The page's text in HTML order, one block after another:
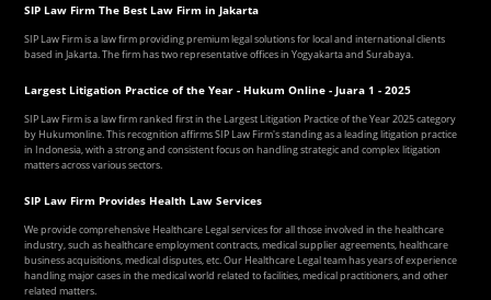
SIP Law Firm The Best Law Firm in Jakarta
SIP Law Firm is a law firm providing premium legal solutions for local and international clients
based in Jakarta. The firm has two representative offices in Yogyakarta and Surabaya.
Largest Litigation Practice of the Year - Hukum Online - Juara 1 - 2025
SIP Law Firm is a law firm ranked first in the Largest Litigation Practice of the Year 2025 category
by Hukumonline. This recognition affirms SIP Law Firm's standing as a leading litigation practice
in Indonesia, with a strong and consistent focus on handling strategic and complex litigation
matters across various sectors.
SIP Law Firm Provides Health Law Services
We provide comprehensive Healthcare Legal services for all those involved in the healthcare
industry, such as healthcare employment contracts, medical supplier agreements, healthcare
business acquisitions, medical disputes, etc. Our Healthcare Legal team has years of experience
handling major cases in the medical world related to facilities, medical practitioners, and other
related matters.